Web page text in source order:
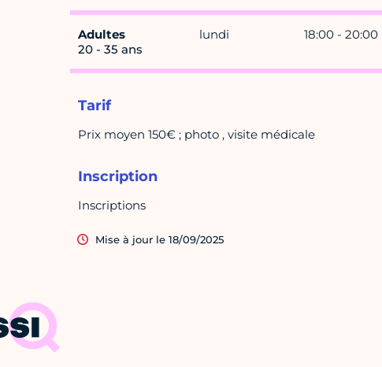
Adultes
20 - 35 ans
lundi 18:00 - 20:00
Tarif
Prix moyen 150€ ; photo , visite médicale
Inscription
Inscriptions
Mise à jour le 18/09/2025